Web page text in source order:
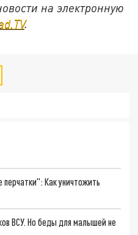
на электронную
.
Как уничтожить
ВСУ. Но беды для малышей не